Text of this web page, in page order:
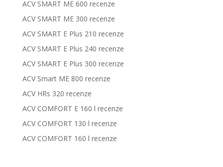
ACV SMART ME 600 recenze
ACV SMART ME 300 recenze
ACV SMART E Plus 210 recenze
ACV SMART E Plus 240 recenze
ACV SMART E Plus 300 recenze
ACV Smart ME 800 recenze
ACV HRs 320 recenze
ACV COMFORT E 160 l recenze
ACV COMFORT 130 l recenze
ACV COMFORT 160 l recenze